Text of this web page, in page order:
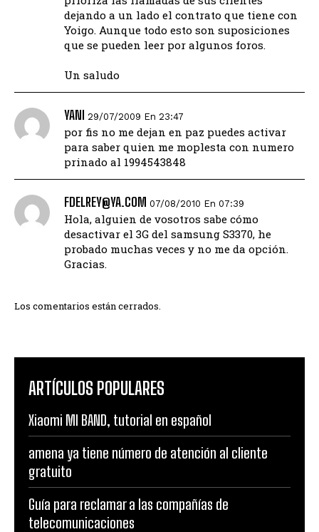
dejando a un lado el contrato que tiene con
Yoigo. Aunque todo esto son suposiciones
que se pueden leer por algunos foros.
Un saludo
YANI 29/07/2009 En 23:47
por fis no me dejan en paz puedes activar
para saber quien me moplesta con numero
prinado al 1994543848
FDELREY@YA.COM 07/08/2010 En 07:39
Hola, alguien de vosotros sabe cómo
desactivar el 3G del samsung S3370, he
probado muchas veces y no me da opción.
Gracias.
Los comentarios están cerrados.
ARTÍCULOS POPULARES
Xiaomi MI BAND, tutorial en español
amena ya tiene número de atención al cliente
gratuito
Guía para reclamar a las compañías de
telecomunicaciones